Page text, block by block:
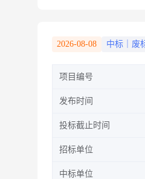
2026-08-08 中标｜废
项目编号
发布时间
投标截止时间
招标单位
中标单位